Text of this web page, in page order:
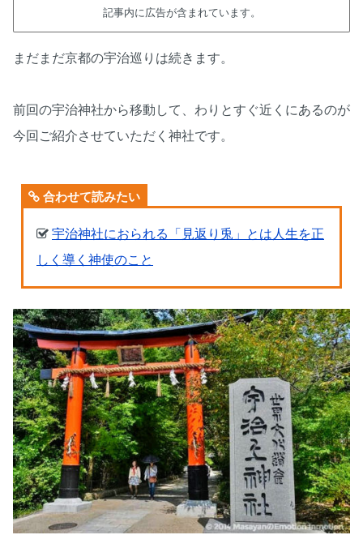
記事内に広告が含まれています。
まだまだ京都の宇治巡りは続きます。
前回の宇治神社から移動して、わりとすぐ近くにあるのが
今回ご紹介させていただく神社です。
合わせて読みたい
宇治神社におられる「見返り兎」とは人生を正
しく導く神使のこと